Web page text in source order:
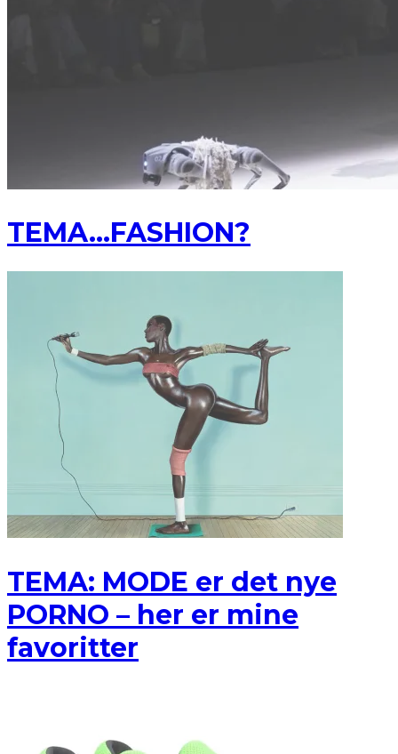
TEMA…FASHION?
TEMA: MODE er det nye
PORNO – her er mine
favoritter